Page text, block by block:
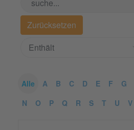
Alle A B C D E F G
N
O P Q R S T U V